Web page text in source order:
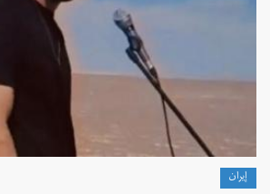
إيران